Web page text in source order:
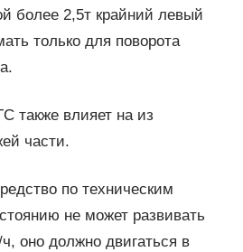
более 2,5т крайний левый
только для поворота
также влияет на из
части.
по техническим
не может развивать
оно должно двигаться в